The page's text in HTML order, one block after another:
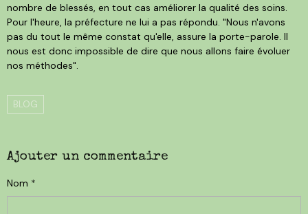
nombre de blessés, en tout cas améliorer la qualité des soins.
Pour l'heure, la préfecture ne lui a pas répondu. "Nous n'avons
pas du tout le même constat qu'elle, assure la porte-parole. Il
nous est donc impossible de dire que nous allons faire évoluer
nos méthodes".
BLOG
Ajouter un commentaire
Nom